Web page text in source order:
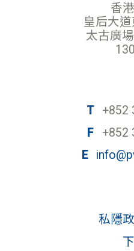
香
皇后大
太古廣
T
+852
F
+852
E
私隱